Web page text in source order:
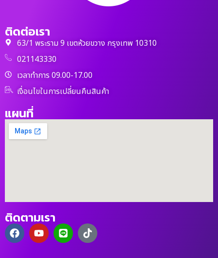
ติดต่อเรา
63/1 พระราม 9 เขตห้วยขวาง กรุงเทพ 10310
021143330
เวลาทำการ 09.00-17.00
เงื่อนไขในการเปลี่ยนคืนสินค้า
แผนที่
ติดตามเรา